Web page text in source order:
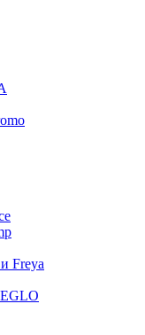
Freya